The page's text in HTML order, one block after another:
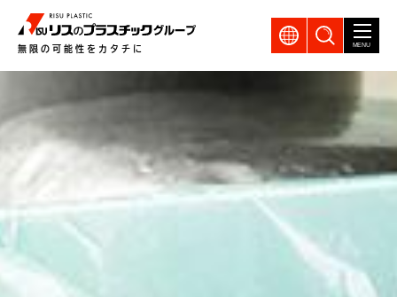
無限の可能性をカタチに
GLOBAL製品検索
MENU